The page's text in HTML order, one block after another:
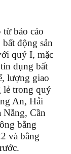
báo cáo
động sản
quý I, mặc
dụng bất
lượng giao
lẻ trong quý
An, Hải
Cần
bằng
và bằng